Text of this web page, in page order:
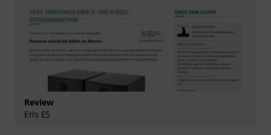
Review
Eris E5